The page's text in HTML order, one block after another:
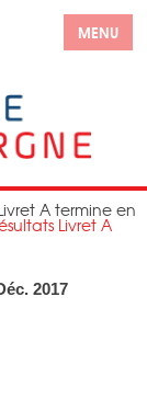
MENU
A termine en
Livret A
2017